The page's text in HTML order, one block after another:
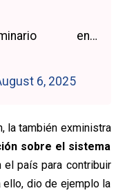
en…
6, 2025
la también exministra
sobre el sistema
el país para contribuir
ello, dio de ejemplo la